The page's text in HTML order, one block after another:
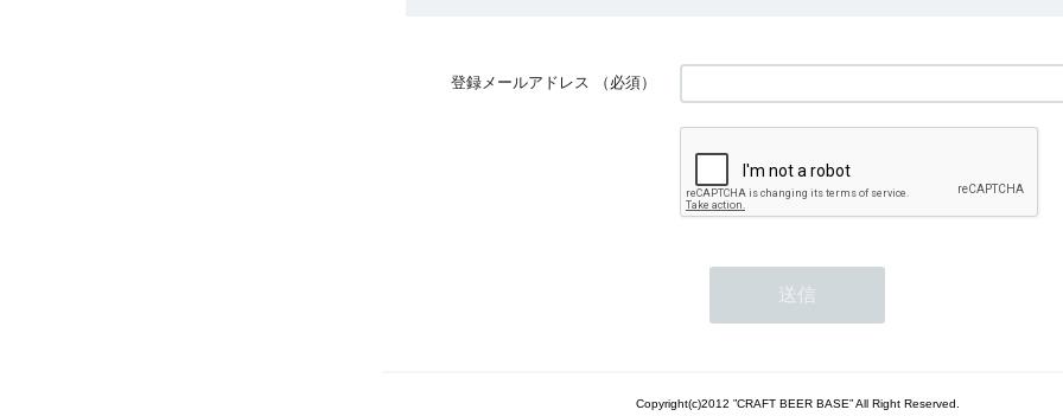
登録メールアドレス （必須）
Copyright(c)2012 ”CRAFT BEER BASE” All Right Reserved.